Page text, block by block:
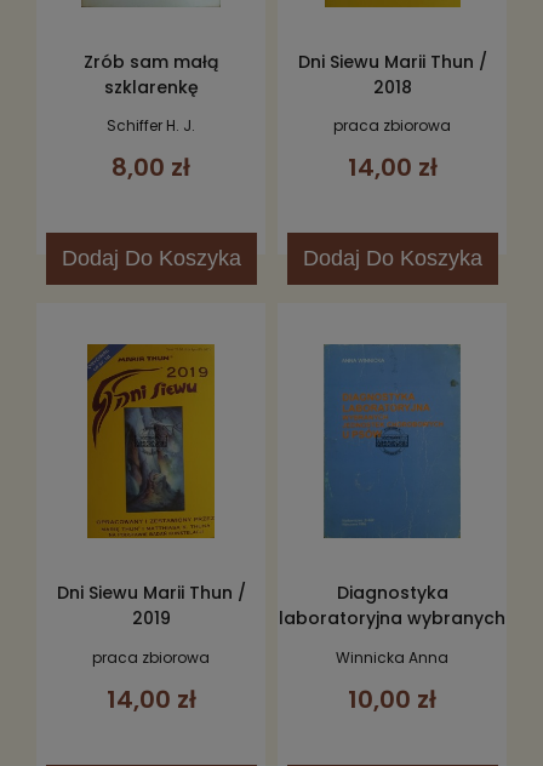
Zrób sam małą
szklarenkę
Schiffer H. J.
8,00 zł
Dodaj Do Koszyka
Dni Siewu Marii Thun /
2018
praca zbiorowa
14,00 zł
Dodaj Do Koszyka
Dni Siewu Marii Thun /
2019
praca zbiorowa
14,00 zł
Diagnostyka
laboratoryjna wybranych
u psów
Winnicka Anna
10,00 zł